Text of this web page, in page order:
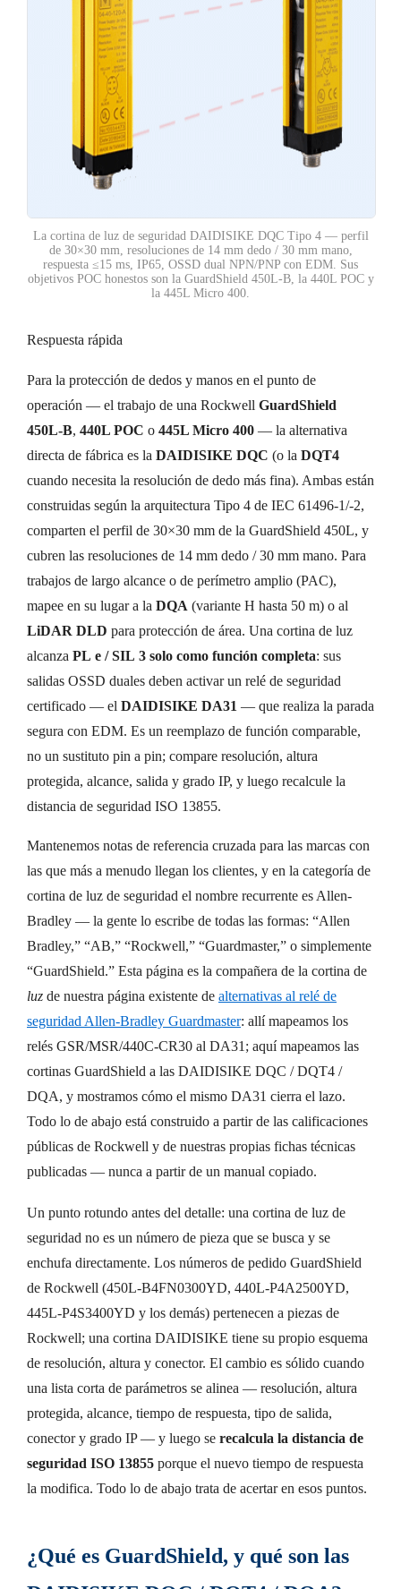
La cortina de luz de seguridad DAIDISIKE DQC Tipo 4 — perfil
de 30×30 mm, resoluciones de 14 mm dedo / 30 mm mano,
respuesta ≤15 ms, IP65, OSSD dual NPN/PNP con EDM. Sus
objetivos POC honestos son la GuardShield 450L-B, la 440L POC y
la 445L Micro 400.
Respuesta rápida
Para la protección de dedos y manos en el punto de
operación — el trabajo de una Rockwell GuardShield
450L-B, 440L POC o 445L Micro 400 — la alternativa
directa de fábrica es la DAIDISIKE DQC (o la DQT4
cuando necesita la resolución de dedo más fina). Ambas están
construidas según la arquitectura Tipo 4 de IEC 61496-1/-2,
comparten el perfil de 30×30 mm de la GuardShield 450L, y
cubren las resoluciones de 14 mm dedo / 30 mm mano. Para
trabajos de largo alcance o de perímetro amplio (PAC),
mapee en su lugar a la DQA (variante H hasta 50 m) o al
LiDAR DLD para protección de área. Una cortina de luz
alcanza PL e / SIL 3 solo como función completa: sus
salidas OSSD duales deben activar un relé de seguridad
certificado — el DAIDISIKE DA31 — que realiza la parada
segura con EDM. Es un reemplazo de función comparable,
no un sustituto pin a pin; compare resolución, altura
protegida, alcance, salida y grado IP, y luego recalcule la
distancia de seguridad ISO 13855.
Mantenemos notas de referencia cruzada para las marcas con
las que más a menudo llegan los clientes, y en la categoría de
cortina de luz de seguridad el nombre recurrente es Allen-
Bradley — la gente lo escribe de todas las formas: “Allen
Bradley,” “AB,” “Rockwell,” “Guardmaster,” o simplemente
“GuardShield.” Esta página es la compañera de la cortina de
luz de nuestra página existente de alternativas al relé de
seguridad Allen-Bradley Guardmaster: allí mapeamos los
relés GSR/MSR/440C-CR30 al DA31; aquí mapeamos las
cortinas GuardShield a las DAIDISIKE DQC / DQT4 /
DQA, y mostramos cómo el mismo DA31 cierra el lazo.
Todo lo de abajo está construido a partir de las calificaciones
públicas de Rockwell y de nuestras propias fichas técnicas
publicadas — nunca a partir de un manual copiado.
Un punto rotundo antes del detalle: una cortina de luz de
seguridad no es un número de pieza que se busca y se
enchufa directamente. Los números de pedido GuardShield
de Rockwell (450L-B4FN0300YD, 440L-P4A2500YD,
445L-P4S3400YD y los demás) pertenecen a piezas de
Rockwell; una cortina DAIDISIKE tiene su propio esquema
de resolución, altura y conector. El cambio es sólido cuando
una lista corta de parámetros se alinea — resolución, altura
protegida, alcance, tiempo de respuesta, tipo de salida,
conector y grado IP — y luego se recalcula la distancia de
seguridad ISO 13855 porque el nuevo tiempo de respuesta
la modifica. Todo lo de abajo trata de acertar en esos puntos.
¿Qué es GuardShield, y qué son las